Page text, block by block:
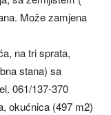
Može zamjena
na tri sprata,
stana) sa
061/137-370
okućnica (497 m2)